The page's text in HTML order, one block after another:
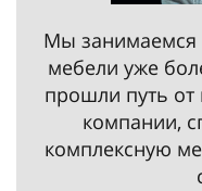
Мы занимаемся
мебели уже
прошли путь
компании,
комплексную